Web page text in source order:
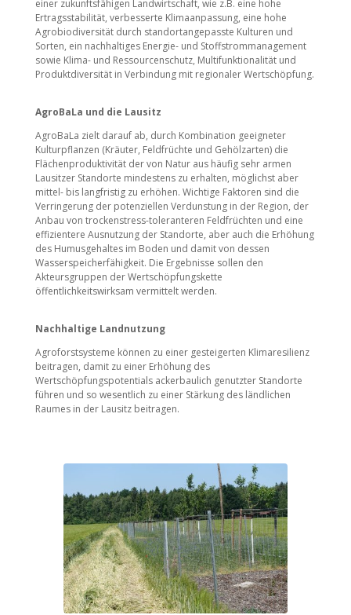
einer zukunftsfähigen Landwirtschaft, wie z.B. eine hohe
Ertragsstabilität, verbesserte Klimaanpassung, eine hohe
Agrobiodiversität durch standortangepasste Kulturen und
Sorten, ein nachhaltiges Energie- und Stoffstrommanagement
sowie Klima- und Ressourcenschutz, Multifunktionalität und
Produktdiversität in Verbindung mit regionaler Wertschöpfung.
AgroBaLa und die Lausitz
AgroBaLa zielt darauf ab, durch Kombination geeigneter
Kulturpflanzen (Kräuter, Feldfrüchte und Gehölzarten) die
Flächenproduktivität der von Natur aus häufig sehr armen
Lausitzer Standorte mindestens zu erhalten, möglichst aber
mittel- bis langfristig zu erhöhen. Wichtige Faktoren sind die
Verringerung der potenziellen Verdunstung in der Region, der
Anbau von trockenstress-toleranteren Feldfrüchten und eine
effizientere Ausnutzung der Standorte, aber auch die Erhöhung
des Humusgehaltes im Boden und damit von dessen
Wasserspeicherfähigkeit. Die Ergebnisse sollen den
Akteursgruppen der Wertschöpfungskette
öffentlichkeitswirksam vermittelt werden.
Nachhaltige Landnutzung
Agroforstsysteme können zu einer gesteigerten Klimaresilienz
beitragen, damit zu einer Erhöhung des
Wertschöpfungspotentials ackerbaulich genutzter Standorte
führen und so wesentlich zu einer Stärkung des ländlichen
Raumes in der Lausitz beitragen.